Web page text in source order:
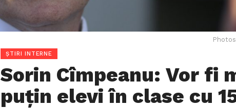
ȘTIRI INTERNE
Sorin Cîmpeanu: Vor fi
puțin elevi în clase cu